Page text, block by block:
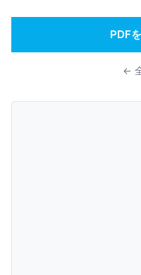
PDF
←